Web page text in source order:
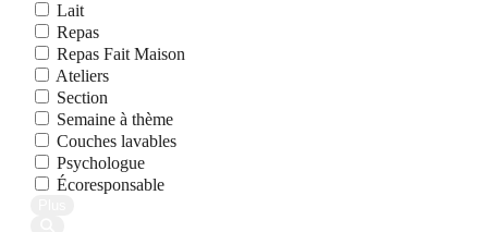
Lait
Repas
Repas Fait Maison
Ateliers
Section
Semaine à thème
Couches lavables
Psychologue
Écoresponsable